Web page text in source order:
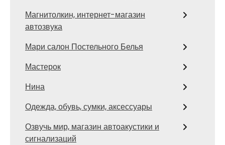
Магнитолкин, интернет-магазин
автозвука
Мари салон Постельного Белья
Мастерок
Нина
Одежда, обувь, сумки, аксессуары
Озвучь мир, магазин автоакустики и
сигнализаций